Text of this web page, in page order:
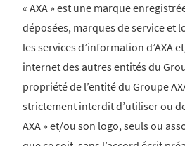
« AXA » est une marque
déposées, marques de service et
les services d’information d’AXA
internet des autres entités du
propriété de l’entité du Groupe
strictement interdit d’utiliser ou
AXA » et/ou son logo, seuls ou